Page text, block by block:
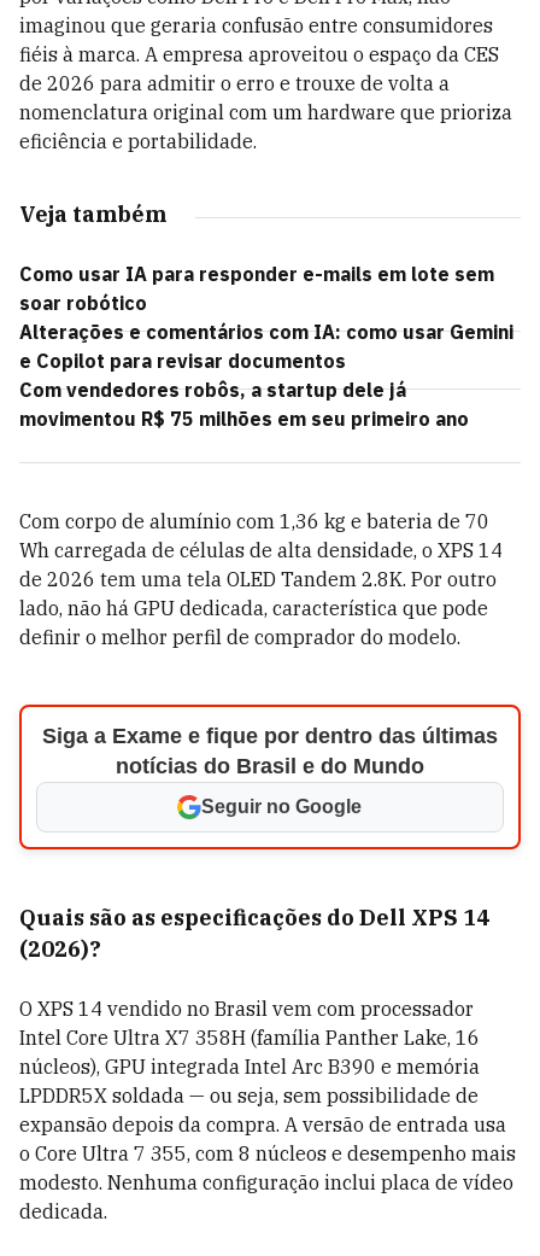
imaginou que geraria confusão entre consumidores
fiéis à marca. A empresa aproveitou o espaço da CES
de 2026 para admitir o erro e trouxe de volta a
nomenclatura original com um hardware que prioriza
eficiência e portabilidade.
Veja também
Como usar IA para responder e-mails em lote sem
soar robótico
Alterações e comentários com IA: como usar Gemini
e Copilot para revisar documentos
Com vendedores robôs, a startup dele já
movimentou R$ 75 milhões em seu primeiro ano
Com corpo de alumínio com 1,36 kg e bateria de 70
Wh carregada de células de alta densidade, o XPS 14
de 2026 tem uma tela OLED Tandem 2.8K. Por outro
lado, não há GPU dedicada, característica que pode
definir o melhor perfil de comprador do modelo.
Siga a Exame e fique por dentro das últimas
notícias do Brasil e do Mundo
Seguir no Google
Quais são as especificações do Dell XPS 14
(2026)?
O XPS 14 vendido no Brasil vem com processador
Intel Core Ultra X7 358H (família Panther Lake, 16
núcleos), GPU integrada Intel Arc B390 e memória
LPDDR5X soldada — ou seja, sem possibilidade de
expansão depois da compra. A versão de entrada usa
o Core Ultra 7 355, com 8 núcleos e desempenho mais
modesto. Nenhuma configuração inclui placa de vídeo
dedicada.